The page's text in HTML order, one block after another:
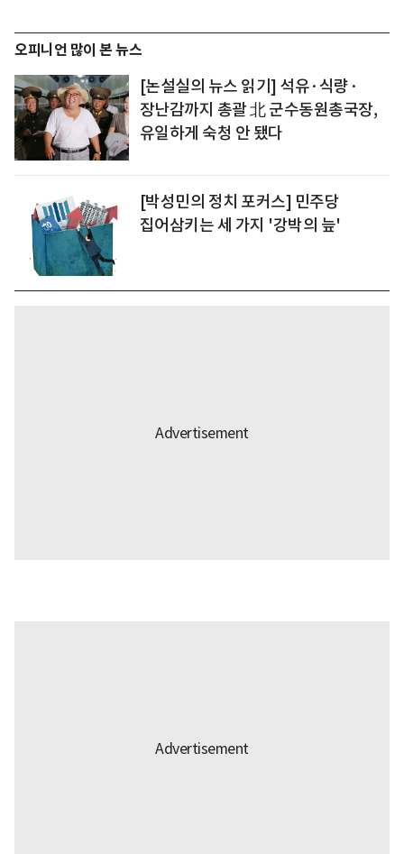
오피니언 많이 본 뉴스
[논설실의 뉴스 읽기] 석유·식량·
장난감까지 총괄 北 군수동원총국장,
유일하게 숙청 안 됐다
[박성민의 정치 포커스] 민주당
집어삼키는 세 가지 '강박의 늪'